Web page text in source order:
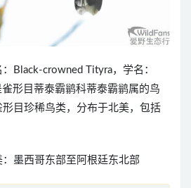
Black-crowned Tityra，学名：
雀形目蒂泰霸鹟科蒂泰霸鹟属的鸟
目珍稀鸟类，分布于北美，包括
墨西哥东部至阿根廷东北部